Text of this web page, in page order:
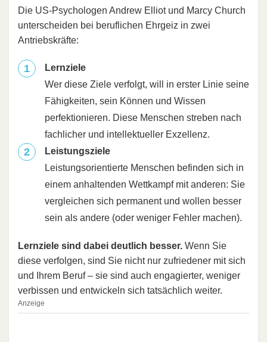
Die US-Psychologen Andrew Elliot und Marcy Church
unterscheiden bei beruflichen Ehrgeiz in zwei
Antriebskräfte:
Lernziele
Wer diese Ziele verfolgt, will in erster Linie seine
Fähigkeiten, sein Können und Wissen
perfektionieren. Diese Menschen streben nach
fachlicher und intellektueller Exzellenz.
Leistungsziele
Leistungsorientierte Menschen befinden sich in
einem anhaltenden Wettkampf mit anderen: Sie
vergleichen sich permanent und wollen besser
sein als andere (oder weniger Fehler machen).
Lernziele sind dabei deutlich besser. Wenn Sie
diese verfolgen, sind Sie nicht nur zufriedener mit sich
und Ihrem Beruf – sie sind auch engagierter, weniger
verbissen und entwickeln sich tatsächlich weiter.
Anzeige